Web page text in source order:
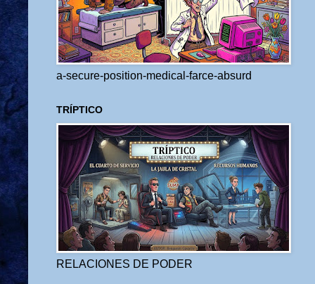
a-secure-position-medical-farce-absurd
TRÍPTICO
RELACIONES DE PODER